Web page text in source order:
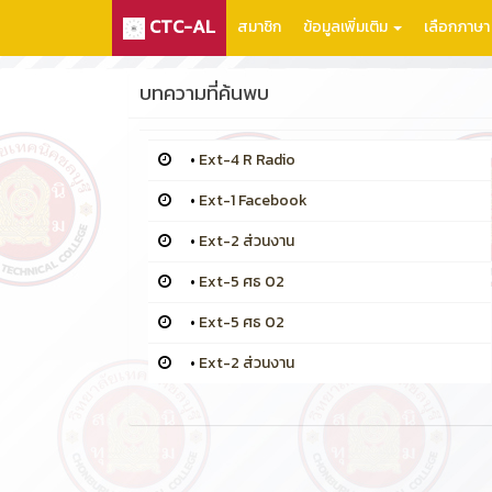
CTC-AL สมาชิก ข้อมูลเพิ่มเติม เลือกภาษา
บทความที่ค้นพบ
• Ext-4 R Radio
• Ext-1 Facebook
• Ext-2 ส่วนงาน
• Ext-5 ศธ 02
• Ext-5 ศธ 02
• Ext-2 ส่วนงาน